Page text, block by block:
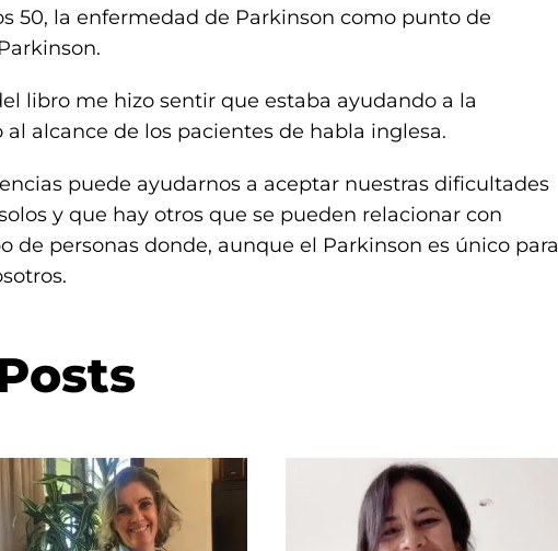
50, la enfermedad de Parkinson como punto de
libro me hizo sentir que estaba ayudando a la
alcance de los pacientes de habla inglesa.
puede ayudarnos a aceptar nuestras dificultades
y que hay otros que se pueden relacionar con
de personas donde, aunque el Parkinson es único para